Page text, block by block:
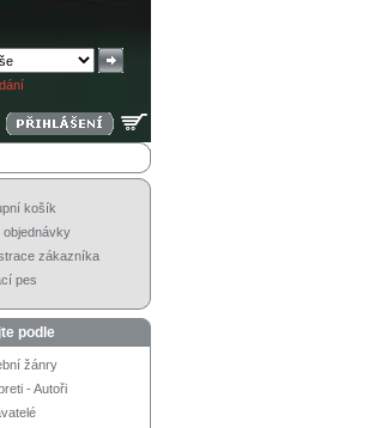
košík
objednávky
zákazníka
pes
podle
žánry
- Autoři